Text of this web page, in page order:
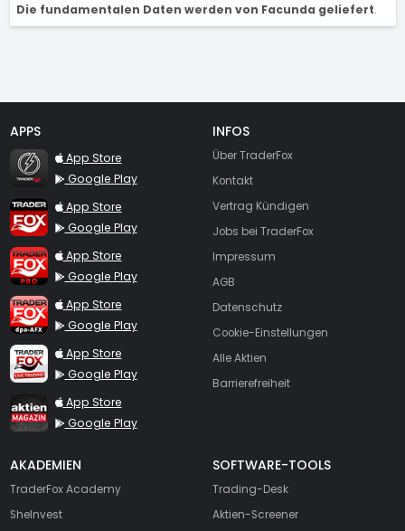
Die fundamentalen Daten werden von Facunda geliefert.
APPS
TraderFox Flash
App Store
Google Play
TraderFox App
App Store
Google Play
TraderFox Pro
App Store
Google Play
TraderFox dpa-AFX ProFeed
App Store
Google Play
TraderFox Live Trading
App Store
Google Play
TraderFox aktien Magazin
App Store
Google Play
INFOS
Über TraderFox
Kontakt
Vertrag Kündigen
Jobs bei TraderFox
Impressum
AGB
Datenschutz
Cookie-Einstellungen
Alle Aktien
Barrierefreiheit
AKADEMIEN
TraderFox Academy
SheInvest
SOFTWARE-TOOLS
Trading-Desk
Aktien-Screener